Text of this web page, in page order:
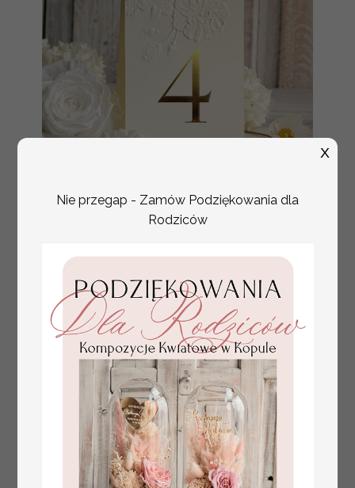
numerki na stół weselny
stoły weselne, tłoczone
dekoracja stołów
weselnych tłoczone
kwiaty
Nie przegap - Zamów Podziękowania dla
Rodziców
X